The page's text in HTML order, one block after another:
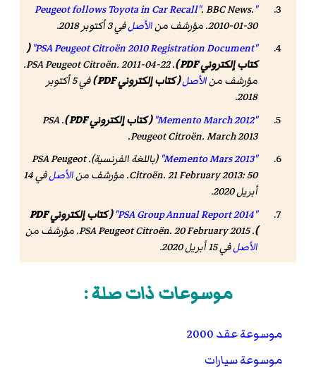
"Peugeot follows Toyota in Car Recall"
. BBC News.
2010-01-30. مؤرشف من
الأصلفي 3 أكتوبر 2018
.
"PSA Peugeot Citroën 2010 Registration Document"
(
كتاب إلكتروني PDF )
. PSA Peugeot Citroën. 2011-04-22.
مؤرشف منالأصل( كتاب إلكتروني PDF )
في 5 أكتوبر
2018
.
"Memento March 2012"
( كتاب إلكتروني PDF )
. PSA
Peugeot Citroën. March 2013
.
"Memento Mars 2013"
(باللغة الفرنسية). PSA Peugeot
Citroën. 21 February 2013: 50. مؤرشف من
الأصل
في 14
أبريل 2020
.
"PSA Group Annual Report 2014"
( كتاب إلكتروني PDF
). PSA Peugeot Citroën. 20 February 2015. مؤرشف من
الأصلفي 15 أبريل 2020
.
في 24 أبريل 2020 .
موسوعات ذات صلة :
موسوعة عقد 2000
موسوعة سيارات